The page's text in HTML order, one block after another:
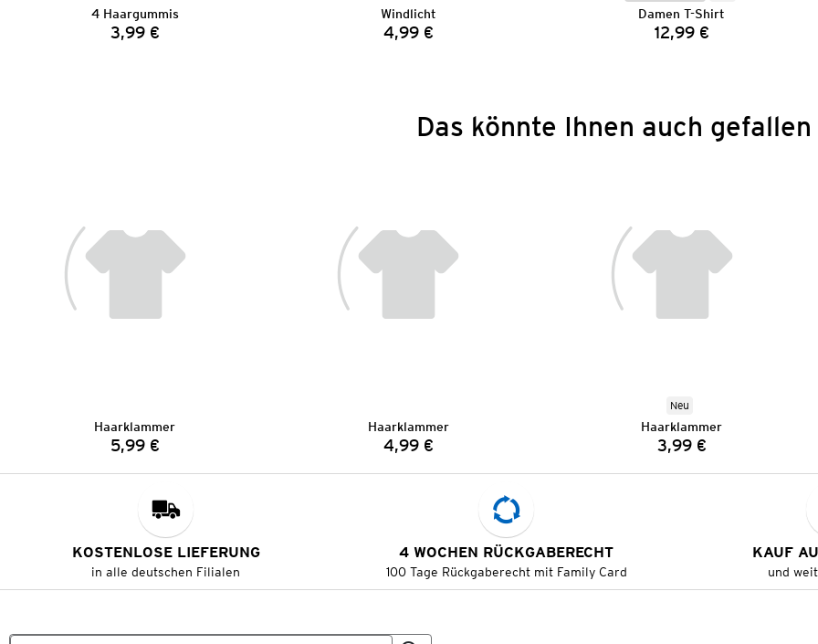
4 Haargummis
Preis:
3,99 €
Windlicht
Preis:
4,99 €
Damen T-Shirt
Preis:
12,99 €
Das könnte Ihnen auch gefallen
Haarklammer
Preis:
5,99 €
Haarklammer
Preis:
4,99 €
Neu
Haarklammer
Preis:
3,99 €
KOSTENLOSE LIEFERUNG
in alle deutschen Filialen
4 WOCHEN RÜCKGABERECHT
100 Tage Rückgaberecht mit Family Card
KAUF
und